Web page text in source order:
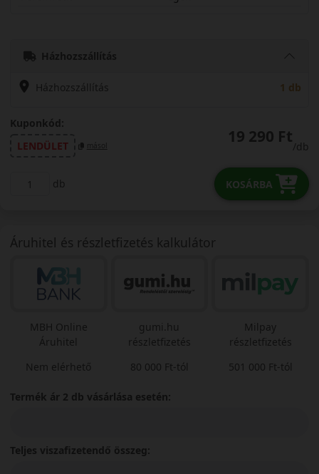
Házhozszállítás
Házhozszállítás 1 db
Kuponkód:
LENDÜLET
másol 19 290 Ft
/db
db KOSÁRBA
Áruhitel és részletfizetés kalkulátor
MBH Online
Áruhitel
Nem elérhető
gumi.hu
részletfizetés
80 000 Ft-tól
Milpay
részletfizetés
501 000 Ft-tól
Termék ár 2 db vásárlása esetén:
Teljes viszafizetendő összeg: